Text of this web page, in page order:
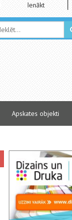
Ienākt
Apskates objekti